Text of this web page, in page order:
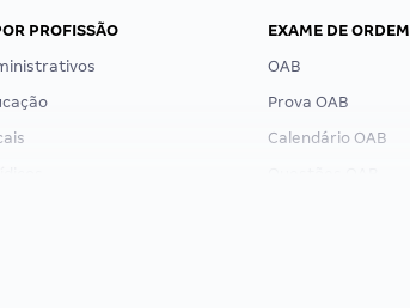
PROFISSÃO
EXAME DE ORDEM
OAB
Prova OAB
Calendário OAB